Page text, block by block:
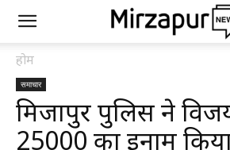
होम
समाचार
मिर्जापुर पुलिस ने
25000 का इनाम